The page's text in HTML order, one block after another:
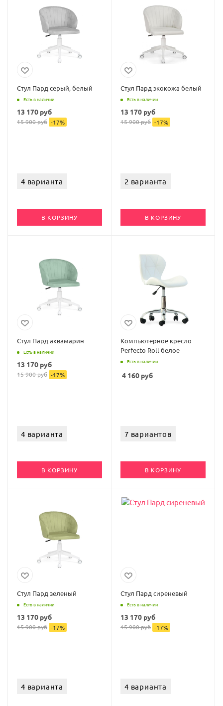
Стул Пард серый, белый
Есть в наличии
13 170 руб
15 900руб -17%
4 варианта
В КОРЗИНУ
Стул Пард экокожа белый
Есть в наличии
13 170 руб
15 900руб -17%
2 варианта
В КОРЗИНУ
Стул Пард аквамарин
Есть в наличии
13 170 руб
15 900руб -17%
4 варианта
В КОРЗИНУ
Компьютерное кресло
Perfecto Roll белое
Есть в наличии
4 160 руб
7 вариантов
В КОРЗИНУ
Стул Пард зеленый
Есть в наличии
13 170 руб
15 900руб -17%
4 варианта
Стул Пард сиреневый
Есть в наличии
13 170 руб
15 900руб -17%
4 варианта